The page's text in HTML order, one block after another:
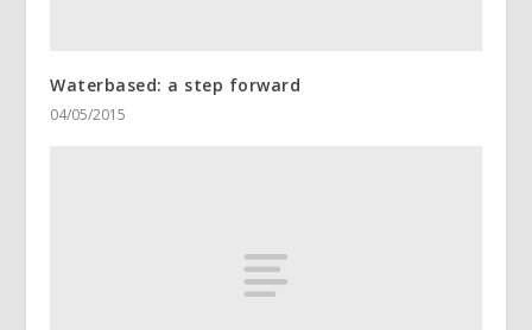
Waterbased: a step forward
04/05/2015